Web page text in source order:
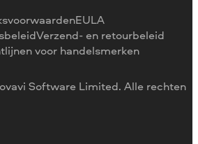
kiezen
Software Limited. Alle rechten
EULA
Verzend- en retourbeleid
voor handelsmerken